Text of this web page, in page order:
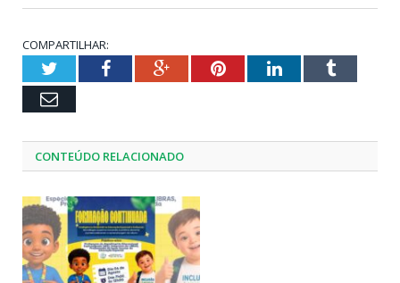
COMPARTILHAR:
TwitterFacebookGoogle+PinterestLinkedInTumblr
Email
CONTEÚDO RELACIONADO